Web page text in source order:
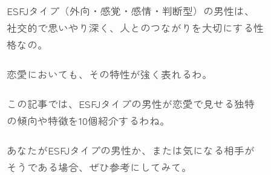
ESFJタイプ（外向・感覚・感情・判断型）の男性は、
社交的で思いやり深く、人とのつながりを大切にする性
格なの。
恋愛においても、その特性が強く表れるわ。
この記事では、ESFJタイプの男性が恋愛で見せる独特
の傾向や特徴を10個紹介するわね。
あなたがESFJタイプの男性か、または気になる相手が
そうである場合、ぜひ参考にしてみて。